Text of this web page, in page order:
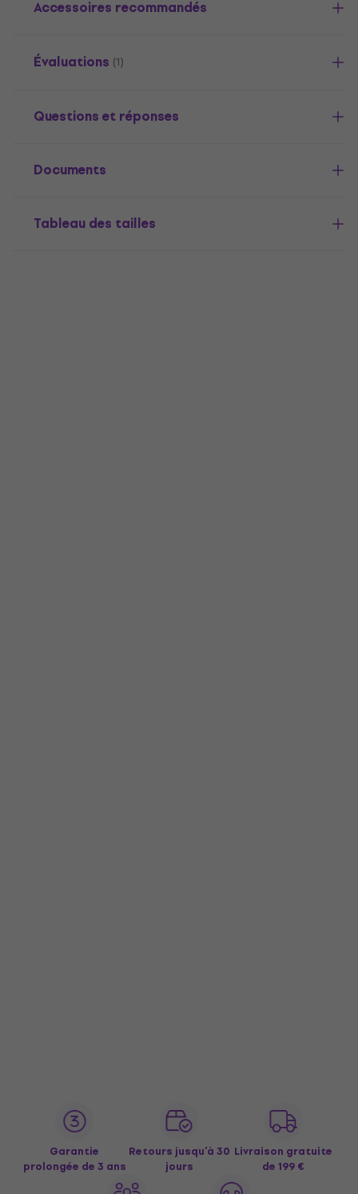
Accessoires recommandés
Évaluations (1)
Questions et réponses
Documents
Tableau des tailles
Garantie
prolongée de 3 ans
Retours jusqu’à 30
jours
Livraison gratuite
de 199 €